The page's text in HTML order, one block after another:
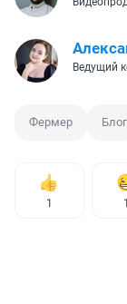
Ведущий
Фермер Блог
1 1